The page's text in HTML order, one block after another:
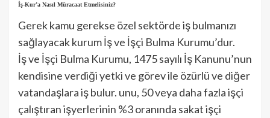
İş-Kur’a Nasıl Müracaat Etmelisiniz?
Gerek kamu gerekse özel sektörde iş bulmanızı
sağlayacak kurum İş ve İşçi Bulma Kurumu’dur.
İş ve İşçi Bulma Kurumu, 1475 sayılı İş Kanunu’nun
kendisine verdiği yetki ve görev ile özürlü ve diğer
vatandaşlara iş bulur. unu, 50 veya daha fazla işçi
çalıştıran işyerlerinin %3 oranında sakat işçi